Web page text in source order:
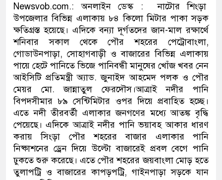
‘আজহার খান’
অবৈধ বিদেশি পিস্তল, ম্যাগাজিন
জড়িত কিশোর গ্যাংয়ের চার শিশু আটক
ডাকাতির প্রস্তুতিকালে দুইজনকে
থানা পুলিশ
Newsvob.com.: অনলাইন ডেস্ক : নাটোর শিংড়া
উপজেলার বিভিন্ন এলাকায় ৮৪ কিলো মিটার পাকা সড়ক
ক্ষতিগ্রস্ত হয়েছে। এদিকে বন্যা দূর্গতদের জান-মাল রক্ষার্থে
শনিবার সকাল থেকে পৌর শহরের পেট্রোবাংলা,
গোডাউনপাড়া, সোহাগবাড়ী ও বাজারের বিভিন্ন এলাকায়
পায়ে হেটে পানিতে ভিজে পানিবন্ধী মানুষের খোঁজ খবর নেন
আইসিটি প্রতিমন্ত্রী অ্যাড. জুনাইদ আহমেদ পলক ও পৌর
মেয়র মো. জান্নাতুল ফেরদৌস।আত্রাই নদীর পানি
বিপদসীমার ৮৯ সেন্টিমিটার ওপর দিয়ে প্রবাহিত হচ্ছে।
এতে নদী তীরবর্তী এলাকার জনগণের মধ্যে আতঙ্ক বৃদ্ধি
পেয়েছে। এদিকে আত্রাই নদীর পানি ভয়াবহ আকার ধারণ
করায় সিংড়া পৌর শহরের বাজার এলাকার পানি
নিষ্কাশনের ড্রেন দিয়ে উল্টো বাজারেই প্রবল বেগে পানি
ঢুকতে শুরু করেছে। এতে পৌর শহরের জয়বাংলা মোড় হতে
তুলাপট্রি ও বাজারের কাপড়পট্রি, গাইনপাড়া সড়কে যান